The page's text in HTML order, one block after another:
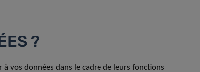
?
vos données dans le cadre de leurs fonctions